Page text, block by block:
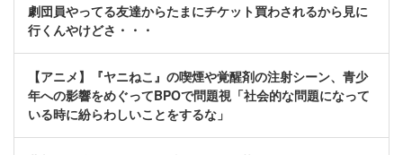
劇団員やってる友達からたまにチケット買わされるから見に
行くんやけどさ・・・
【アニメ】『ヤニねこ』の喫煙や覚醒剤の注射シーン、青少
年への影響をめぐってBPOで問題視「社会的な問題になって
いる時に紛らわしいことをするな」